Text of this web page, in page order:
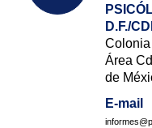
D.F./
Colonia
Área
de
E-mail